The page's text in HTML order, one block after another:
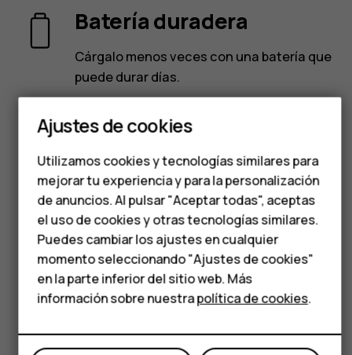
Smartphones
Teléfonos clásicos
Teléfonos para
personas mayores
Accesorios
HMD Terra M
Para empresas
Tabletas
Tienda
Mi cuenta
Batería duradera
Cárgalo menos veces con una batería que
puede durar días.
Diseño compacto
Sin abultar demasiado, cabe fácilmente
en el bolsillo o en el bolso.
Sigue entretenido
Sumérgete en el juego Snake o toma
algunas fotografías con la cámara.
Ajustes de cookies
Utilizamos cookies y tecnologías similares para
mejorar tu experiencia y para la personalización
de anuncios. Al pulsar "Aceptar todas", aceptas
el uso de cookies y otras tecnologías similares.
Puedes cambiar los ajustes en cualquier
momento seleccionando "Ajustes de cookies"
en la parte inferior del sitio web. Más
información sobre nuestrapolítica de cookies.